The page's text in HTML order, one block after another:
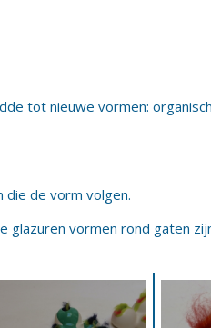
tot nieuwe vormen:
die de vorm volgen.
vormen rond gaten